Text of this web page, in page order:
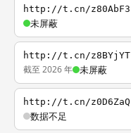
http://t.cn/z80AbF3
未屏蔽
http://t.cn/z8BYjYT
截至 2026 年 未屏蔽
http://t.cn/z0D6ZaQ
数据不足